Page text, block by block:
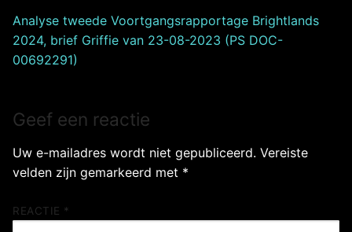
Analyse tweede Voortgangsrapportage Brightlands
2024, brief Griffie van 23-08-2023 (PS DOC-
00692291)
Geef een reactie
Uw e-mailadres wordt niet gepubliceerd. Vereiste
velden zijn gemarkeerd met *
REACTIE *